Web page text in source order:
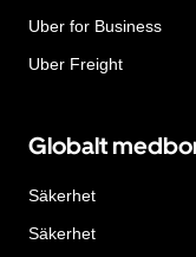
Uber for Business
Uber Freight
Globalt
Säkerhet
Säkerhet